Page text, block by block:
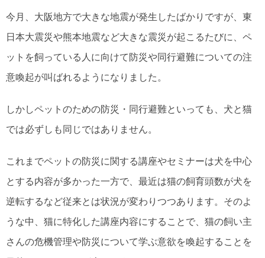
今月、大阪地方で大きな地震が発生したばかりですが、東
日本大震災や熊本地震など大きな震災が起こるたびに、ペ
ットを飼っている人に向けて防災や同行避難についての注
意喚起が叫ばれるようになりました。
しかしペットのための防災・同行避難といっても、犬と猫
では必ずしも同じではありません。
これまでペットの防災に関する講座やセミナーは犬を中心
とする内容が多かった一方で、最近は猫の飼育頭数が犬を
逆転するなど従来とは状況が変わりつつあります。そのよ
うな中、猫に特化した講座内容にすることで、猫の飼い主
さんの危機管理や防災について学ぶ意欲を喚起することを